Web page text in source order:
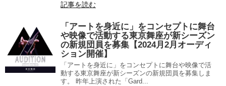
記事を読む
「アートを身近に」をコンセプトに舞台
や映像で活動する東京舞座が新シーズン
の新規団員を募集【2024月2月オーディ
ション開催】
「アートを身近に」をコンセプトに舞台や映像で活
動する東京舞座が新シーズンの新規団員を募集しま
す。 昨年上演された「Gard...